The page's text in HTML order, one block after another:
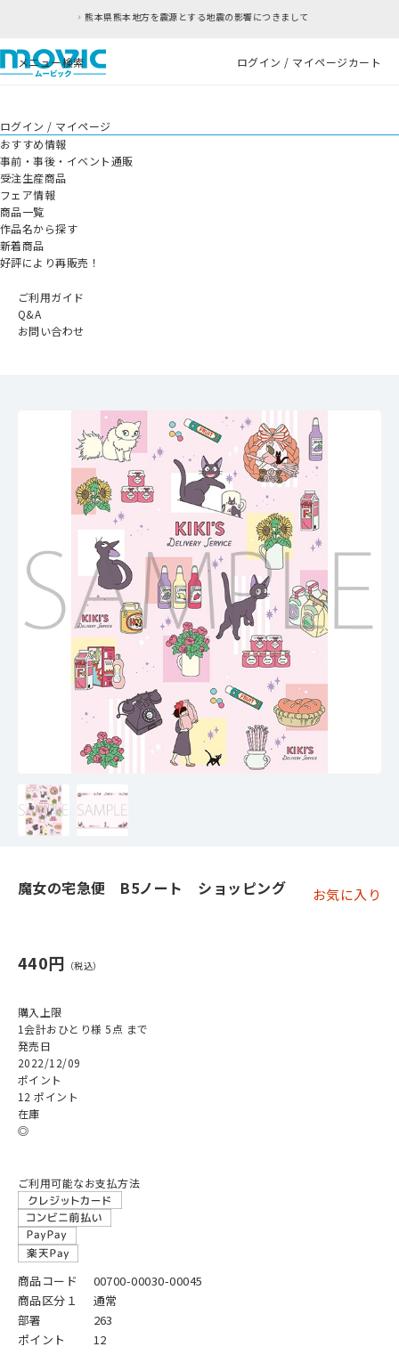
を震源とする地震の影響につきまして
メニュー検索 ログイン / マイページカート
ログイン / マイページ
おすすめ情報
事前・事後・イベント通販
受注生産商品
フェア情報
商品一覧
作品名から探す
新着商品
好評により再販売！
ご利用ガイド
Q&A
お問い合わせ
魔女の宅急便 B5ノート ショッピング お気に入り
440円
購入上限
1会計おひとり様 5点 まで
発売日
2022/12/09
ポイント
12 ポイント
在庫
◎
ご利用可能なお支払方法
商品コード
00700-00030-00045
商品区分１
通常
部署
263
ポイント
12